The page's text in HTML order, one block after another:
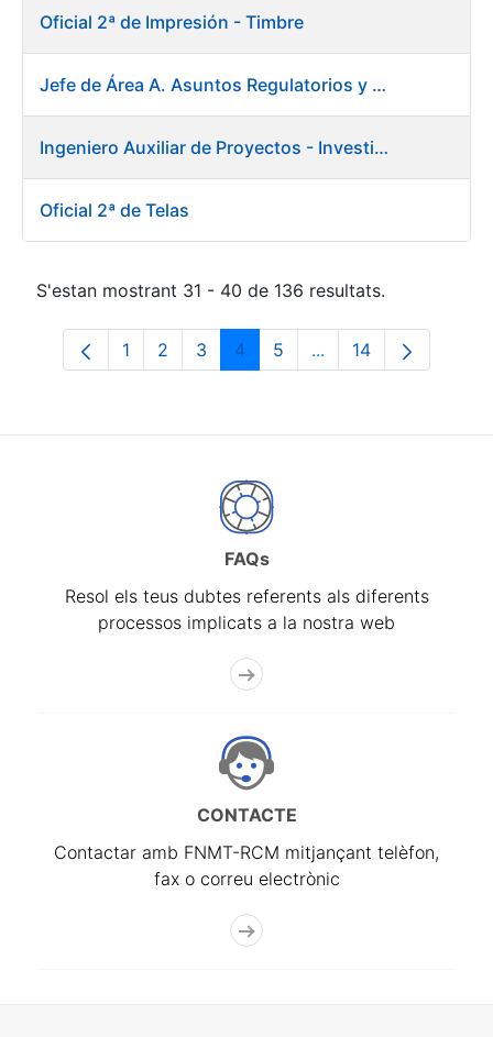
Oficial 2ª de Impresión - Timbre
Jefe de Área A. Asuntos Regulatorios y Relaciones Institucionales
Ingeniero Auxiliar de Proyectos - Investigación y Desarrollo
Oficial 2ª de Telas
S'estan mostrant 31 - 40 de 136 resultats.
Pàgina
1 Pàgina
2 Pàgina
3 Pàgina
4 Pàgina
5 ...Pàgines intermèdies
Pàgina
14
FAQs
Resol els teus dubtes referents als diferents
processos implicats a la nostra web
CONTACTE
Contactar amb FNMT-RCM mitjançant telèfon,
fax o correu electrònic